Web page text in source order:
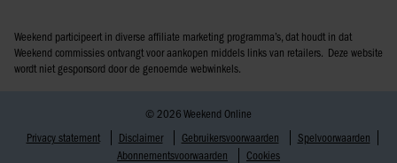
Weekend participeert in diverse affiliate marketing programma’s, dat houdt in dat
Weekend commissies ontvangt voor aankopen middels links van retailers. Deze website
wordt niet gesponsord door de genoemde webwinkels.
© 2026 Weekend Online
Privacy statement
Disclaimer Gebruikersvoorwaarden
Spelvoorwaarden
Abonnementsvoorwaarden
Cookies